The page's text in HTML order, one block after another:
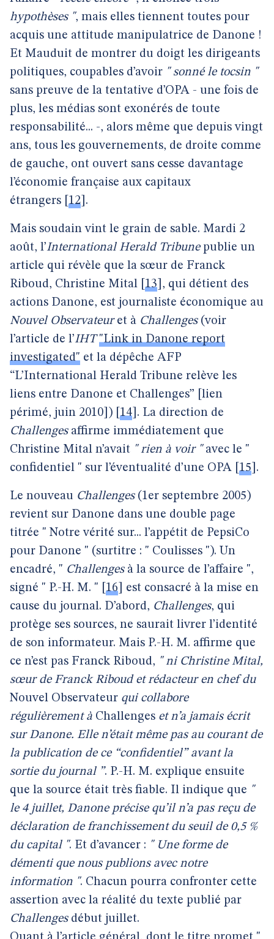
hypothèses ", mais elles tiennent toutes pour
acquis une attitude manipulatrice de Danone !
Et Mauduit de montrer du doigt les dirigeants
politiques, coupables d’avoir " sonné le tocsin "
sans preuve de la tentative d’OPA - une fois de
plus, les médias sont exonérés de toute
responsabilité... -, alors même que depuis vingt
ans, tous les gouvernements, de droite comme
de gauche, ont ouvert sans cesse davantage
l’économie française aux capitaux
étrangers 12 .
Mais soudain vint le grain de sable. Mardi 2
août, l’International Herald Tribunepublie un
article qui révèle que la sœur de Franck
Riboud, Christine Mital 13 , qui détient des
actions Danone, est journaliste économique au
Nouvel Observateuret à Challenges(voir
l’article de l’IHT "Link in Danone report
investigated" et la dépêche AFP
“L’International Herald Tribune relève les
liens entre Danone et Challenges” [lien
périmé, juin 2010]) 14 . La direction de
Challengesaffirme immédiatement que
Christine Mital n’avait " rien à voir "avec le "
confidentiel " sur l’éventualité d’une OPA 15 .
Le nouveau Challenges(1er septembre 2005)
revient sur Danone dans une double page
titrée " Notre vérité sur... l’appétit de PepsiCo
pour Danone " (surtitre : " Coulisses "). Un
encadré, " Challengesà la source de l’affaire ",
signé " P.-H. M. "
16
est consacré à la mise en
cause du journal. D’abord, Challenges, qui
protège ses sources, ne saurait livrer l’identité
de son informateur. Mais P.-H. M. affirme que
ce n’est pas Franck Riboud, " ni Christine Mital,
sœur de Franck Riboud et rédacteur en chef du
Nouvel Observateur qui collabore
régulièrement à Challenges et n’a jamais écrit
sur Danone. Elle n’était même pas au courant de
la publication de ce “confidentiel” avant la
sortie du journal ”. P.-H. M. explique ensuite
que la source était très fiable. Il indique que "
le 4 juillet, Danone précise qu’il n’a pas reçu de
déclaration de franchissement du seuil de 0,5 %
du capital ". Et d’avancer : " Une forme de
démenti que nous publions avec notre
information ". Chacun pourra confronter cette
assertion avec la réalité du texte publié par
Challengesdébut juillet.